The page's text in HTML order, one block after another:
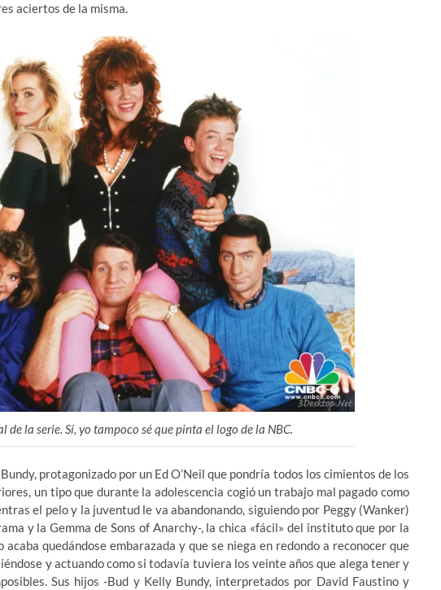
aciertos de la misma.
de la serie. Sí, yo tampoco sé que pinta el logo de la NBC.
protagonizado por un Ed O’Neil que pondría todos los cimientos de los
un tipo que durante la adolescencia cogió un trabajo mal pagado como
el pelo y la juventud le va abandonando, siguiendo por Peggy (Wanker)
y la Gemma de Sons of Anarchy-, la chica «fácil» del instituto que por la
quedándose embarazada y que se niega en redondo a reconocer que
y actuando como si todavía tuviera los veinte años que alega tener y
Sus hijos -Bud y Kelly Bundy, interpretados por David Faustino y